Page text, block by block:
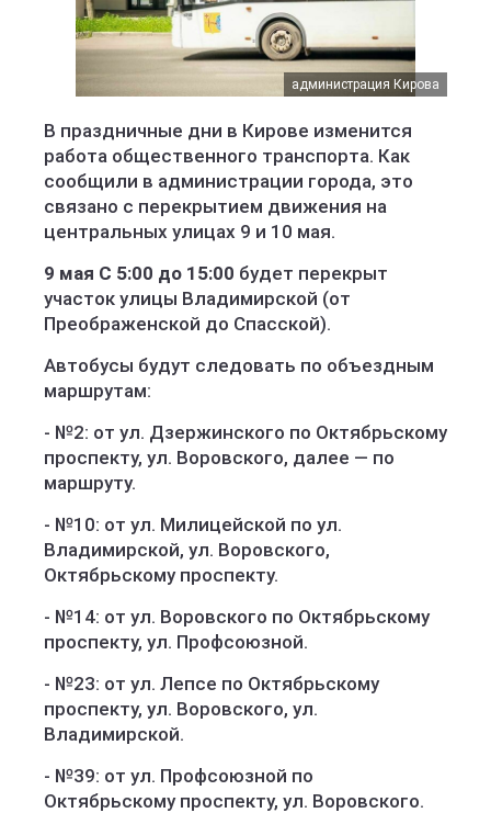
администрация Кирова
В праздничные дни в Кирове изменится
работа общественного транспорта. Как
сообщили в администрации города, это
связано с перекрытием движения на
центральных улицах 9 и 10 мая.
9 мая С 5:00 до 15:00 будет перекрыт
участок улицы Владимирской (от
Преображенской до Спасской).
Автобусы будут следовать по объездным
маршрутам:
- №2: от ул. Дзержинского по Октябрьскому
проспекту, ул. Воровского, далее — по
маршруту.
- №10: от ул. Милицейской по ул.
Владимирской, ул. Воровского,
Октябрьскому проспекту.
- №14: от ул. Воровского по Октябрьскому
проспекту, ул. Профсоюзной.
- №23: от ул. Лепсе по Октябрьскому
проспекту, ул. Воровского, ул.
Владимирской.
- №39: от ул. Профсоюзной по
Октябрьскому проспекту, ул. Воровского.